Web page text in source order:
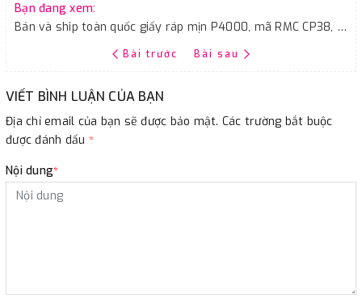
Bạn đang xem:
Bán và ship toàn quốc giấy ráp mịn P4000, mã RMC CP38, kích thước tờ A4
Bài trước Bài sau
VIẾT BÌNH LUẬN CỦA BẠN
Địa chỉ email của bạn sẽ được bảo mật. Các trường bắt buộc
được đánh dấu *
Nội dung*